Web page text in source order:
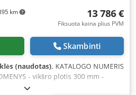
km 13 786 €
Fiksuota kaina plius PVM
Skambinti
(naudotas), KATALOGO NUMERIS
- vikšro plotis 300 mm -
mm Chedpfx Aozha Izslyea -